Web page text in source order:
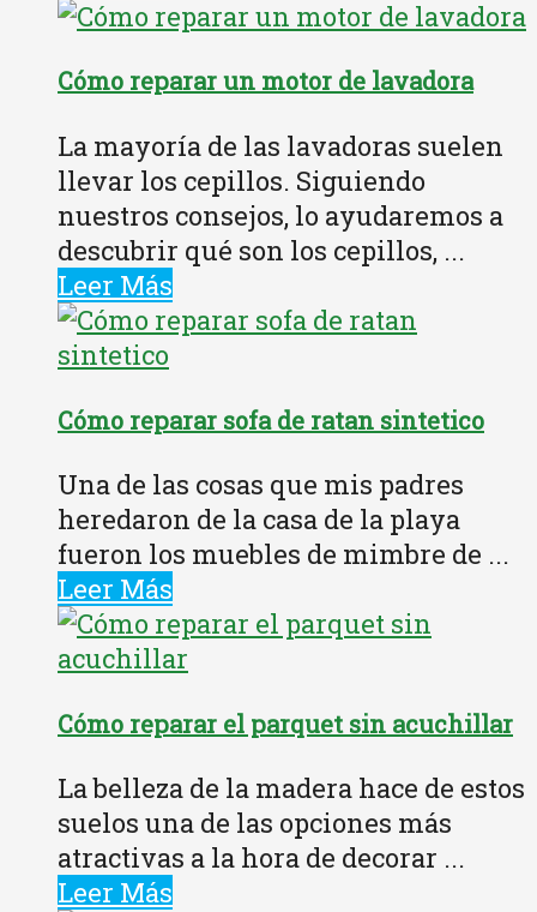
Cómo reparar un motor de lavadora
La mayoría de las lavadoras suelen
llevar los cepillos. Siguiendo
nuestros consejos, lo ayudaremos a
descubrir qué son los cepillos, ...
Leer Más
Cómo reparar sofa de ratan sintetico
Una de las cosas que mis padres
heredaron de la casa de la playa
fueron los muebles de mimbre de ...
Leer Más
Cómo reparar el parquet sin acuchillar
La belleza de la madera hace de estos
suelos una de las opciones más
atractivas a la hora de decorar ...
Leer Más